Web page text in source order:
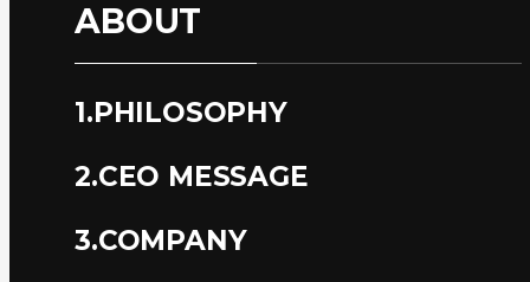
ABOUT
1.PHILOSOPHY
2.CEO MESSAGE
3.COMPANY